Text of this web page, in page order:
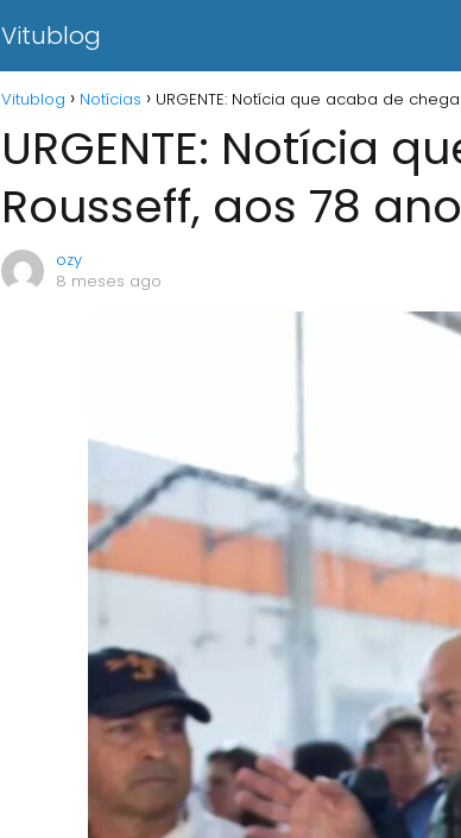
Vitublog
Vitublog Notícias URGENTE: Notícia que acaba de
URGENTE: Notícia
Rousseff, aos 78
ozy
8 meses ago